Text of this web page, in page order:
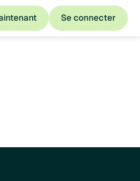
Se connecter
Se connecter